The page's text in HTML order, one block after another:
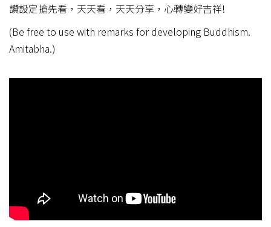
讚設定搶先看，天天看，天天分享，心轉變好吉祥!
(Be free to use with remarks for developing Buddhism.
Amitabha.)